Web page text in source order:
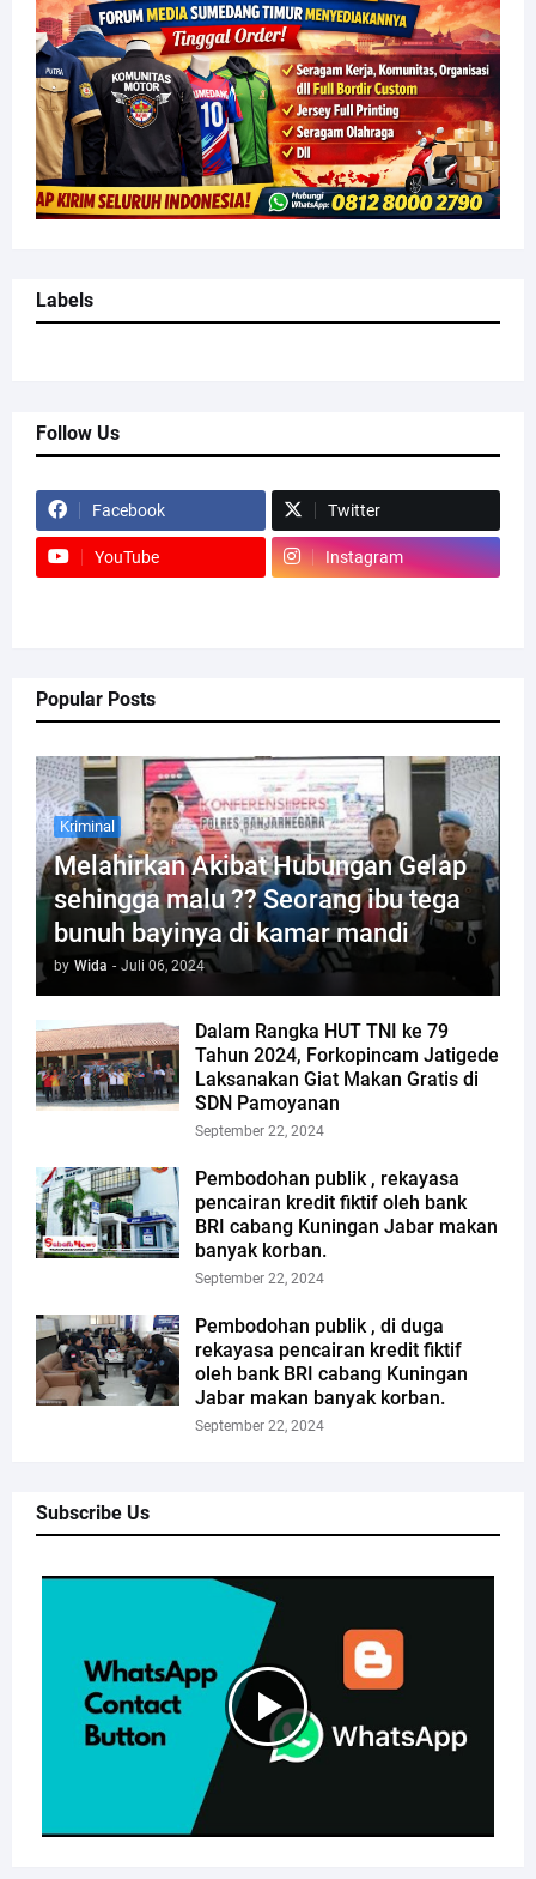
Labels
Follow Us
Facebook Twitter
YouTube Instagram
Popular Posts
Kriminal
Melahirkan Akibat Hubungan Gelap
sehingga malu ?? Seorang ibu tega
bunuh bayinya di kamar mandi
by Wida - Juli 06, 2024
Dalam Rangka HUT TNI ke 79
Tahun 2024, Forkopincam Jatigede
Laksanakan Giat Makan Gratis di
SDN Pamoyanan
September 22, 2024
Pembodohan publik , rekayasa
pencairan kredit fiktif oleh bank
BRI cabang Kuningan Jabar makan
banyak korban.
September 22, 2024
Pembodohan publik , di duga
rekayasa pencairan kredit fiktif
oleh bank BRI cabang Kuningan
Jabar makan banyak korban.
September 22, 2024
Subscribe Us